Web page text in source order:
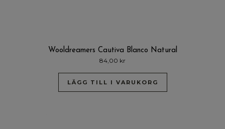
Wooldreamers Cautiva Blanco Natural
84,00 kr
LÄGG TILL I VARUKORG